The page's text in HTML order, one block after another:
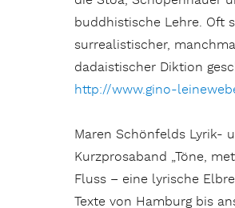
buddhistische Lehre. Oft
surrealistischer,
dadaistischer Diktion
http://www.gino-
Maren Schönfelds Lyrik-
Kurzprosaband „Töne,
Fluss – eine lyrische
Texte von Hamburg bis